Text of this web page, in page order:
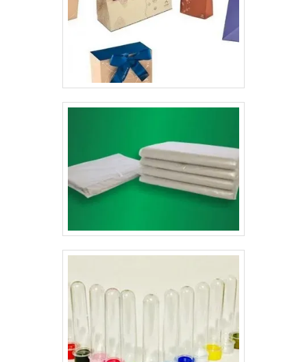
função de “divulgador ambulante”, pois ela possibilita
mostrar o seu telefone, site e outros contatos da sua
empresa na embalagem. Além disso, elas são
produzidas de acordo com as recomendações do
cliente, sem afetar o valor da caixa box para lanches
delivery.As caixas box personalizadas oferecem uma
série de vantagens para quem adquire, como:Menor
sofisticação;Mantém sua aparência sem danos no
transporte;Entre outras vantagens.Conheça a Lyons
ArtesA Gráfica Lyons é um fabricante de caixa para
delivery especializado, oferecendo embalagens, folders
credibilidade para o seu público..